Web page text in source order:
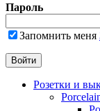
Пароль
Запомнить меня
Розетки и